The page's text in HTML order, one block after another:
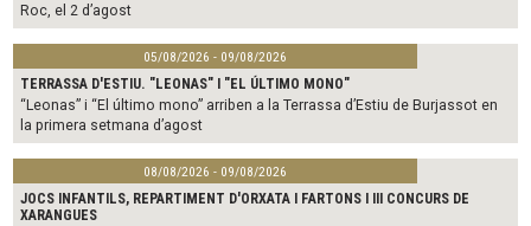
Roc, el 2 d’agost
05/08/2026 - 09/08/2026
TERRASSA D'ESTIU. "LEONAS" I "EL ÚLTIMO MONO"
“Leonas” i “El último mono” arriben a la Terrassa d’Estiu de Burjassot en
la primera setmana d’agost
08/08/2026 - 09/08/2026
JOCS INFANTILS, REPARTIMENT D'ORXATA I FARTONS I III CONCURS DE
XARANGUES